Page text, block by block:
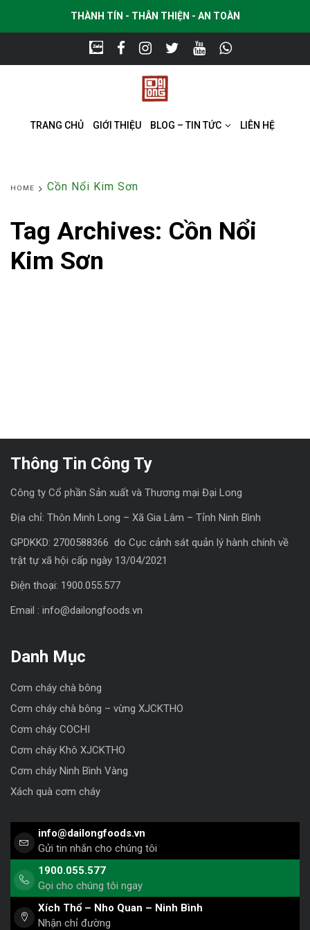
THÀNH TÍN - THÂN THIỆN - AN TOÀN
TRANG CHỦ GIỚI THIỆU BLOG – TIN TỨC LIÊN HỆ
HOME Cồn Nổi Kim Sơn
Tag Archives: Cồn Nổi
Kim Sơn
Thông Tin Công Ty
Công ty Cổ phần Sản xuất và Thương mại Đại Long
Địa chỉ: Thôn Minh Long – Xã Gia Lâm – Tỉnh Ninh Bình
GPDKKD: 2700588366 do Cục cảnh sát quản lý hành chính về
trật tự xã hội cấp ngày 13/04/2021
Điện thoại: 1900.055.577
Email : info@dailongfoods.vn
Danh Mục
Cơm cháy chà bông
Cơm cháy chà bông – vừng XJCKTHO
Cơm cháy COCHI
Cơm cháy Khô XJCKTHO
Cơm cháy Ninh Bình Vàng
Xách quà cơm cháy
info@dailongfoods.vn
Gửi tin nhắn cho chúng tôi
1900.055.577
Gọi cho chúng tôi ngay
Xích Thổ – Nho Quan – Ninh Bình
Nhận chỉ đường